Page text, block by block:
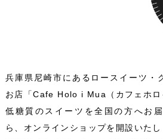
兵庫県尼崎市にあるロースイーツ・
お店「Cafe Holo i Mua（カフェホロ
低糖質のスイーツを全国の方へお
ら、オンラインショップを開設いたし